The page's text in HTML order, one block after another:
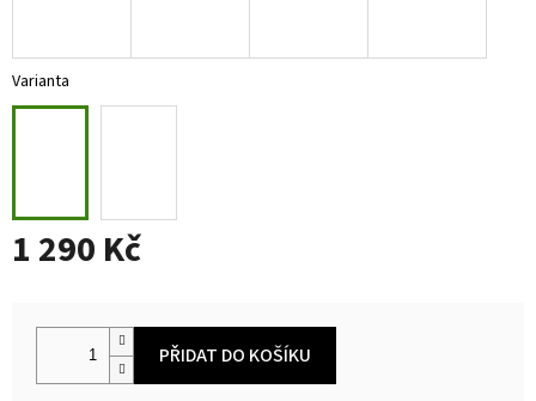
1 290 Kč
Varianta
PŘIDAT DO KOŠÍKU